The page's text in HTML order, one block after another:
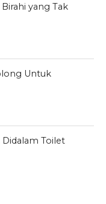
yang Tak
Untuk
Toilet